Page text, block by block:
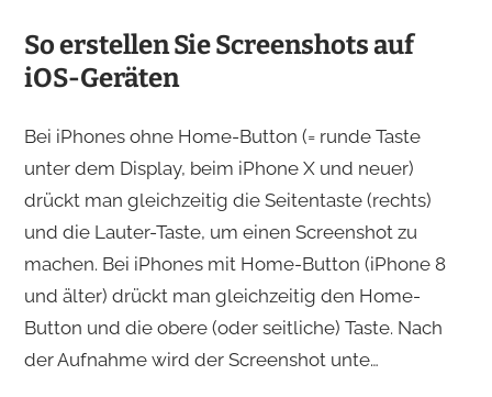
So erstellen Sie Screenshots auf
iOS-Geräten
Bei iPhones ohne Home-Button (= runde Taste
unter dem Display, beim iPhone X und neuer)
drückt man gleichzeitig die Seitentaste (rechts)
und die Lauter-Taste, um einen Screenshot zu
machen. Bei iPhones mit Home-Button (iPhone 8
und älter) drückt man gleichzeitig den Home-
Button und die obere (oder seitliche) Taste. Nach
der Aufnahme wird der Screenshot unte…